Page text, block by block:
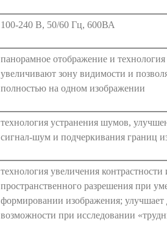
100-240 В, 50/60 Гц, 600ВА
панорамное отображение и
увеличивают зону видимости и
полностью на одном изображении
технология устранения шумов,
сигнал-шум и подчеркивания границ
технология увеличения
пространственного разрешения при
формировании изображения; улучшает
возможности при исследовании